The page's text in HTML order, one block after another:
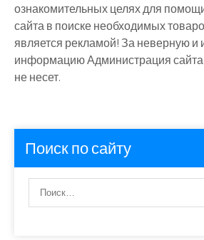
ознакомительных целях для
сайта в поиске необходимых
является рекламой! За неверную
информацию Администрация сайта
не несет.
Поиск по сайту